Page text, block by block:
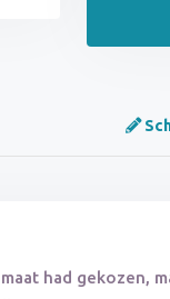
had gekozen,